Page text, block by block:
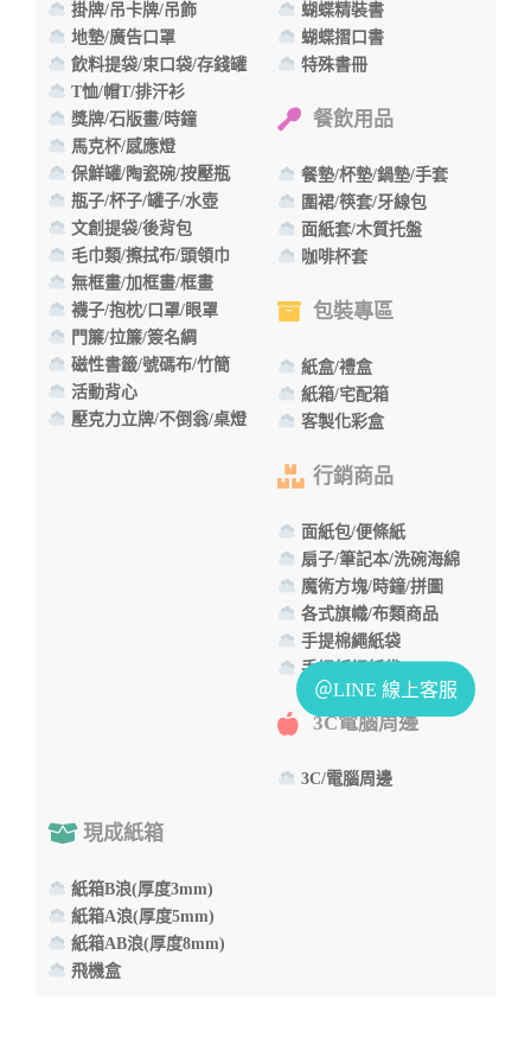
掛牌/吊卡牌/吊飾
地墊/廣告口罩
飲料提袋/束口袋/存錢罐
T恤/帽T/排汗衫
獎牌/石版畫/時鐘
馬克杯/感應燈
保鮮罐/陶瓷碗/按壓瓶
瓶子/杯子/罐子/水壺
文創提袋/後背包
毛巾類/擦拭布/頭領巾
無框畫/加框畫/框畫
襪子/抱枕/口罩/眼罩
門簾/拉簾/簽名綢
磁性書籤/號碼布/竹簡
活動背心
壓克力立牌/不倒翁/桌燈
蝴蝶精裝書
蝴蝶摺口書
特殊書冊
餐飲用品
餐墊/杯墊/鍋墊/手套
圍裙/筷套/牙線包
面紙套/木質托盤
咖啡杯套
包裝專區
紙盒/禮盒
紙箱/宅配箱
客製化彩盒
行銷商品
面紙包/便條紙
扇子/筆記本/洗碗海綿
魔術方塊/時鐘/拼圖
各式旗幟/布類商品
手提棉繩紙袋
手提紙繩紙袋
3C電腦周邊
3C/電腦周邊
現成紙箱
紙箱B浪(厚度3mm)
紙箱A浪(厚度5mm)
紙箱AB浪(厚度8mm)
飛機盒